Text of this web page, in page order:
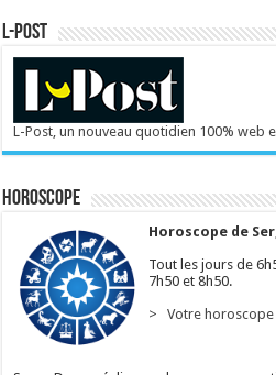
L-POST
L-Post, un nouveau quotidien 100% web
Horoscope
Horoscope de
Tout les jours de
7h50 et 8h50.
> Votre horoscope